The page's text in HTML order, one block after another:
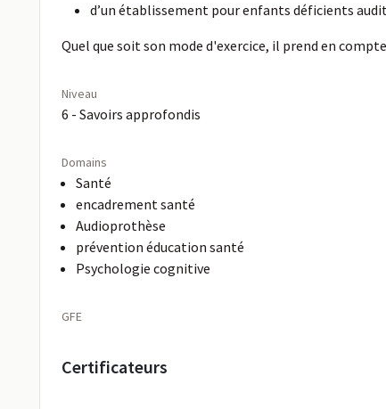
d’un établissement pour enfants déficients
Quel que soit son mode d'exercice, il prend en
Niveau
6 - Savoirs approfondis
Domains
Santé
encadrement santé
Audioprothèse
prévention éducation santé
Psychologie cognitive
GFE
Certificateurs